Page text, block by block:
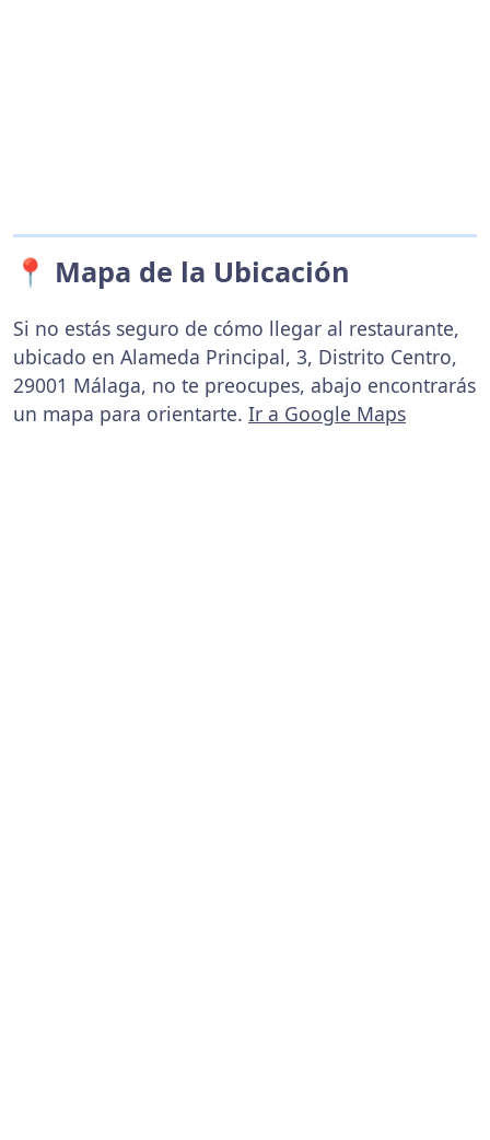
📍 Mapa de la Ubicación
Si no estás seguro de cómo llegar al restaurante,
ubicado en Alameda Principal, 3, Distrito Centro,
29001 Málaga, no te preocupes, abajo encontrarás
un mapa para orientarte. Ir a Google Maps